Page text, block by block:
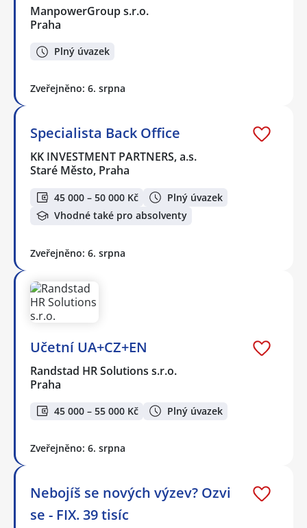
ManpowerGroup s.r.o.
Praha
Plný úvazek
Zveřejněno: 6. srpna
Specialista Back Office
KK INVESTMENT PARTNERS, a.s.
Staré Město, Praha
45 000 – 50 000 Kč
Plný úvazek
Vhodné také pro absolventy
Zveřejněno: 6. srpna
Učetní UA+CZ+EN
Randstad HR Solutions s.r.o.
Praha
45 000 – 55 000 Kč Plný úvazek
Zveřejněno: 6. srpna
Nebojíš se nových výzev? Ozvi
se - FIX. 39 tisíc